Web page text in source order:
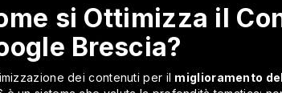
si Ottimizza il
Brescia?
dei contenuti per il miglioramento